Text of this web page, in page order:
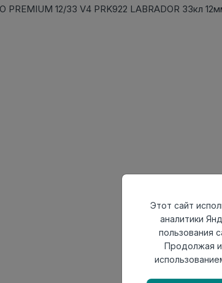
Этот сайт
аналитики
пользования
Продолжая